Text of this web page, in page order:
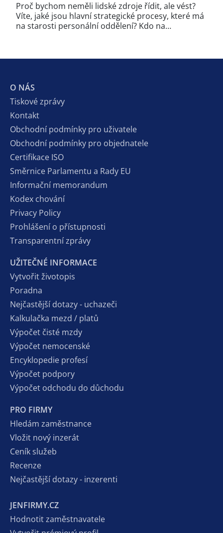
Proč bychom neměli lidské zdroje řídit, ale vést?
Víte, jaké jsou hlavní strategické procesy, které má
na starosti personální oddělení? Kdo na…
O NÁS
Tiskové zprávy
Kontakt
Obchodní podmínky pro uživatele
Obchodní podmínky pro objednatele
Certifikace ISO
Směrnice Parlamentu a Rady EU
Informační memorandum
Kodex chování
Privacy Policy
Prohlášení o přístupnosti
Transparentní zprávy
UŽITEČNÉ INFORMACE
Vytvořit životopis
Poradna
Nejčastější dotazy - uchazeči
Kalkulačka mezd / platů
Výpočet čisté mzdy
Výpočet nemocenské
Encyklopedie profesí
Výpočet podpory
Výpočet odchodu do důchodu
PRO FIRMY
Hledám zaměstnance
Vložit nový inzerát
Ceník služeb
Recenze
Nejčastější dotazy - inzerenti
JENFIRMY.CZ
Hodnotit zaměstnavatele